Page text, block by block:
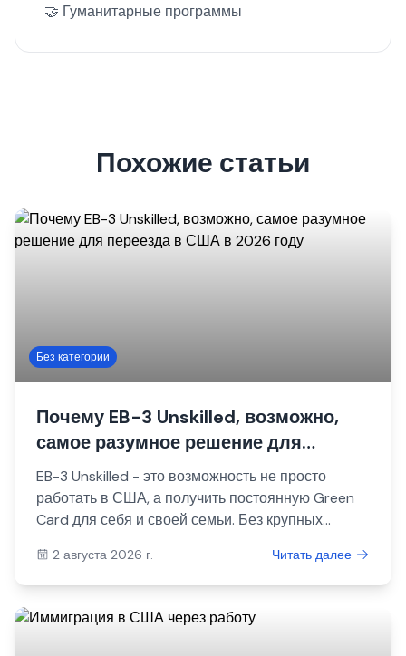
🤝 Гуманитарные программы
Похожие статьи
Без категории
Почему EB-3 Unskilled, возможно,
самое разумное решение для
переезда в США в 2026 году
EB-3 Unskilled - это возможность не просто
работать в США, а получить постоянную Green
Card для себя и своей семьи. Без крупных
идеального английского языка. Легальная
работа, стабильный официальный доход и
2 августа 2026 г. Читать далее